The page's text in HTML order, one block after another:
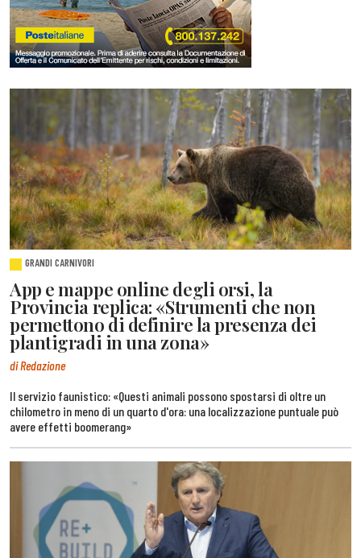
GRANDI CARNIVORI
App e mappe online degli orsi, la
Provincia replica: «Strumenti che non
permettono di definire la presenza dei
plantigradi in una zona»
di Redazione
Il servizio faunistico: «Questi animali possono spostarsi di oltre un
chilometro in meno di un quarto d'ora: una localizzazione puntuale può
avere effetti boomerang»